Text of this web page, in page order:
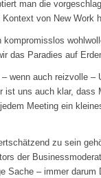
man die
von New Work
kompromisslos
das Paradies auf
wenn auch reizvolle –
ist uns auch klar, dass
Meeting ein
zu sein
der
Sache – immer darum